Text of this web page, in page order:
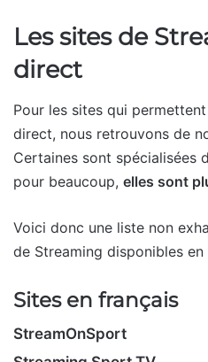
Les sites de
direct
Pour les sites qui
direct, nous retrouvons de
Certaines sont spécialisées
pour beaucoup, elles sont
Voici donc une liste non
de Streaming disponibles
Sites en français
StreamOnSport